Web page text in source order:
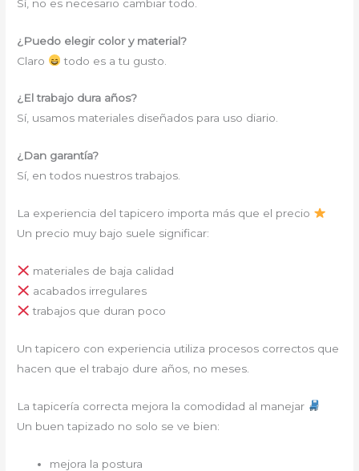
Sí, no es necesario cambiar todo.
¿Puedo elegir color y material?
Claro
todo es a tu gusto.
¿El trabajo dura años?
Sí, usamos materiales diseñados para uso diario.
¿Dan garantía?
Sí, en todos nuestros trabajos.
La experiencia del tapicero importa más que el precio
Un precio muy bajo suele significar:
materiales de baja calidad
acabados irregulares
trabajos que duran poco
Un tapicero con experiencia utiliza procesos correctos que
hacen que el trabajo dure años, no meses.
La tapicería correcta mejora la comodidad al manejar
Un buen tapizado no solo se ve bien:
mejora la postura